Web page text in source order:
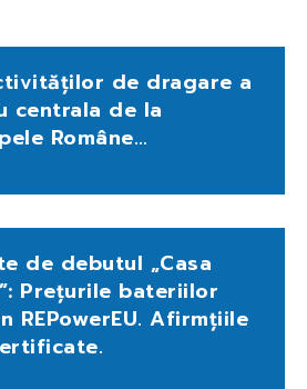
de dragare a
centrala de la
Române…
de debutul „Casa
Prețurile bateriilor
REPowerEU. Afirmțiile